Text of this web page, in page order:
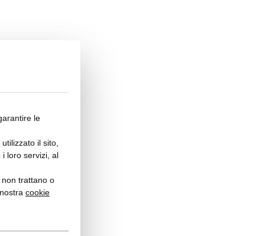
le
il sito,
loro servizi, al
trattano o
cookie